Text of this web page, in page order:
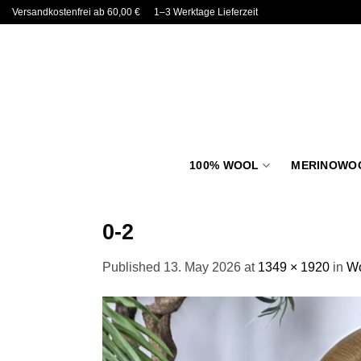
SkipVersandkostenfrei ab 60,00 € 1–3 Werktage Lieferzeit
100% WOOL
0-2
Published 13. May 2026 at 1349 × 1920 in